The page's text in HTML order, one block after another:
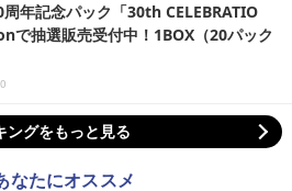
周年記念パック「30th CELEBRATIO
で抽選販売受付中！1BOX（20パック
ングをもっと見る
なたにオススメ